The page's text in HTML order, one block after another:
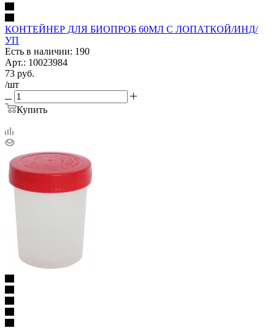
КОНТЕЙНЕР ДЛЯ БИОПРОБ 60МЛ С ЛОПАТКОЙ/ИНД/
УП
Есть в наличии: 190
Арт.: 10023984
73 руб.
/шт
Купить